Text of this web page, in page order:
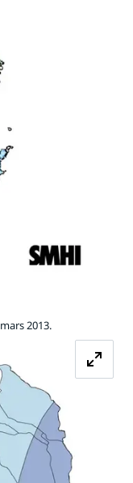
2013.